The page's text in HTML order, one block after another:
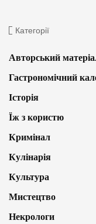
Категорії
Авторський
Гастрономічний
Історія
Їж з користю
Кримінал
Кулінарія
Культура
Мистецтво
Некрологи